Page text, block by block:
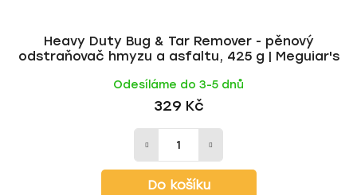
Heavy Duty Bug & Tar Remover - pěnový
odstraňovač hmyzu a asfaltu, 425 g | Meguiar's
Odesíláme do 3-5 dnů
329 Kč
Do košíku